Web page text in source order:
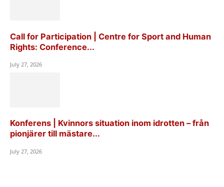
Call for Participation | Centre for Sport and Human
Rights: Conference...
July 27, 2026
Konferens | Kvinnors situation inom idrotten – från
pionjärer till mästare...
July 27, 2026